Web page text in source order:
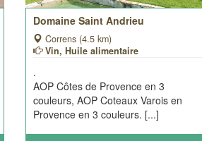
Domaine Saint Andrieu
Correns (4.5 km)
Vin, Huile alimentaire
.
AOP Côtes de Provence en 3
couleurs, AOP Coteaux Varois en
Provence en 3 couleurs. [...]